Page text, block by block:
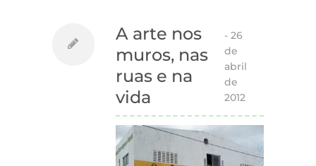
A arte nos
muros, nas
ruas e na
vida
- 26
de
abril
de
2012